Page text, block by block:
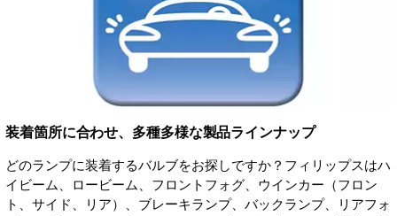
装着箇所に合わせ、多種多様な製品ラインナップ
どのランプに装着するバルブをお探しですか？フィリップスはハ
イビーム、ロービーム、フロントフォグ、ウインカー（フロン
ト、サイド、リア）、ブレーキランプ、バックランプ、リアフォ